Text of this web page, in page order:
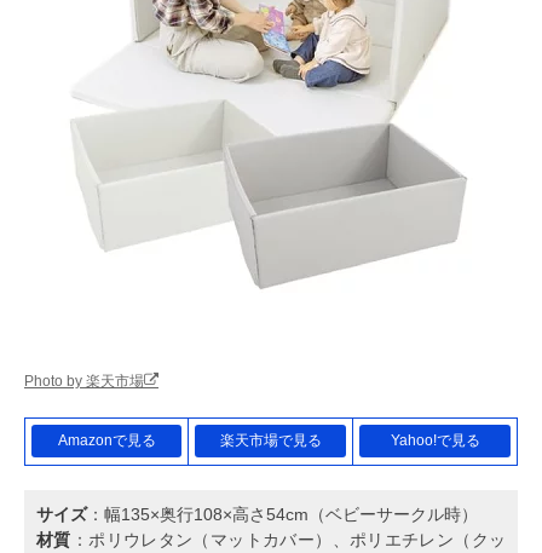
Photo by 楽天市場
Amazonで見る 楽天市場で見る Yahoo!で見る
サイズ：幅135×奥行108×高さ54cm（ベビーサークル時）
材質 ：ポリウレタン（マットカバー）、ポリエチレン（クッ